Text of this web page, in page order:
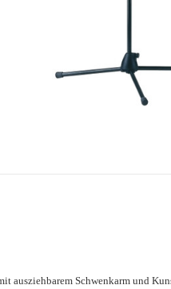
ausziehbarem Schwenkarm und